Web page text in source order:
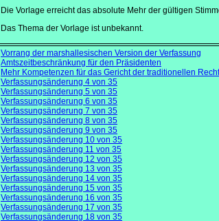
Die Vorlage erreicht das absolute Mehr der gültigen
Das Thema der Vorlage ist unbekannt.
Vorrang der marshallesischen Version der Verfassung
Amtszeitbeschränkung für den Präsidenten
Mehr Kompetenzen für das Gericht der traditionellen
Verfassungsänderung 4 von 35
Verfassungsänderung 5 von 35
Verfassungsänderung 6 von 35
Verfassungsänderung 7 von 35
Verfassungsänderung 8 von 35
Verfassungsänderung 9 von 35
Verfassungsänderung 10 von 35
Verfassungsänderung 11 von 35
Verfassungsänderung 12 von 35
Verfassungsänderung 13 von 35
Verfassungsänderung 14 von 35
Verfassungsänderung 15 von 35
Verfassungsänderung 16 von 35
Verfassungsänderung 17 von 35
Verfassungsänderung 18 von 35